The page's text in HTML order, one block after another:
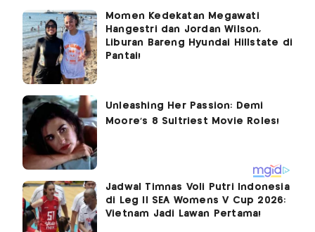
Momen Kedekatan Megawati
Hangestri dan Jordan Wilson,
Liburan Bareng Hyundai Hillstate di
Pantai!
Jadwal Timnas Voli Putri Indonesia
di Leg II SEA Womens V Cup 2026:
Vietnam Jadi Lawan Pertama!